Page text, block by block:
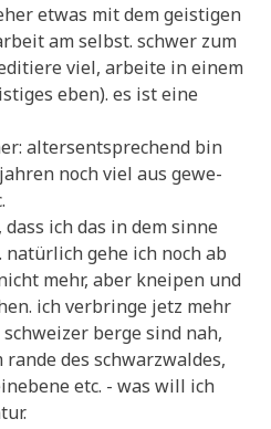
etwas mit dem gei­sti­gen
am selbst. schwer zum
viel, arbei­te in einem
eben). es ist eine
alters­ent­spre­chend bin
noch viel aus gewe­
ich das in dem sin­ne
gehe ich noch ab
mehr, aber knei­pen und
ich ver­brin­ge jetz mehr
ber­ge sind nah,
des schwarz­wal­des,
etc. - was will ich